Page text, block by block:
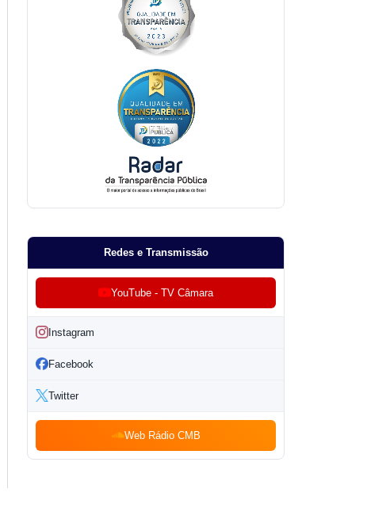
Redes e Transmissão
YouTube - TV Câmara
Instagram
Facebook
Twitter
Web Rádio CMB